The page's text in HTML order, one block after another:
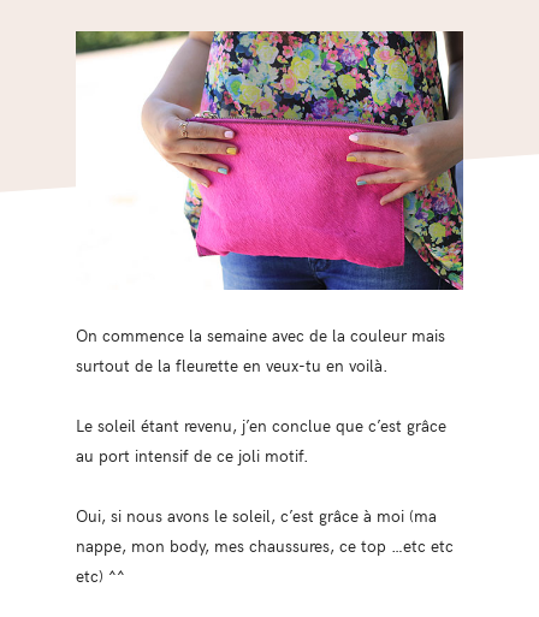
On commence la semaine avec de la couleur mais
surtout de la fleurette en veux-tu en voilà.
Le soleil étant revenu, j’en conclue que c’est grâce
au port intensif de ce joli motif.
Oui, si nous avons le soleil, c’est grâce à moi (ma
nappe, mon body, mes chaussures, ce top …etc etc
etc) ^^